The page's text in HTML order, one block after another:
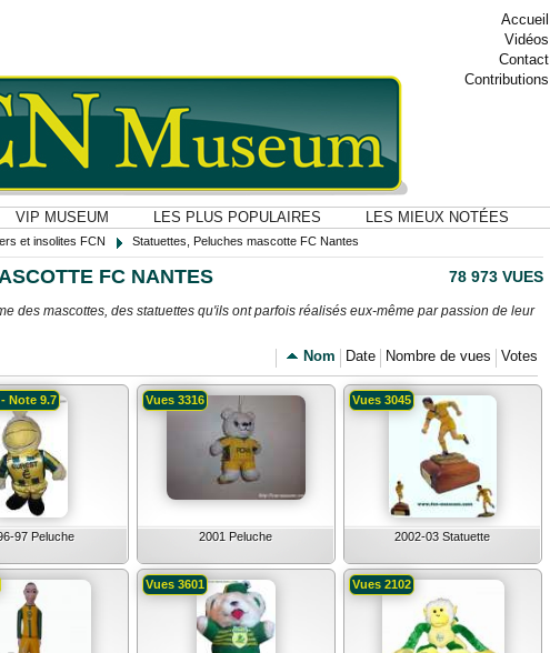
Accueil
Vidéos
Contact
Contributions
VIP MUSEUM LES PLUS POPULAIRES LES MIEUX NOTÉES
et insolites FCN Statuettes, Peluches mascotte FC Nantes
FC NANTES 78 973 VUES
des mascottes, des statuettes qu'ils ont parfois réalisés eux-même par passion de leur
Votes
Nombre de vues
Date
Nom
97 Peluche
Note 9.7
2001 Peluche
Vues 3316
2002-03 Statuette
Vues 3045
Vues 3601 Vues 2102